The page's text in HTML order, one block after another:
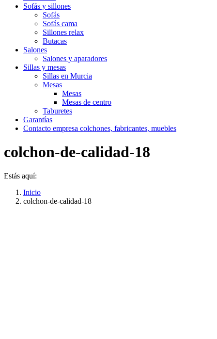
Sofás y sillones
Sofás
Sofás cama
Sillones relax
Butacas
Salones
Salones y aparadores
Sillas y mesas
Sillas en Murcia
Mesas
Mesas
Mesas de centro
Taburetes
Garantías
Contacto empresa colchones, fabricantes, muebles
colchon-de-calidad-18
Estás aquí:
Inicio
colchon-de-calidad-18